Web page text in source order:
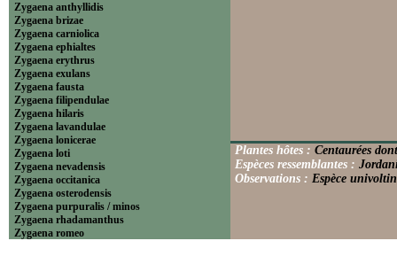
Zygaena anthyllidis
Zygaena brizae
Zygaena carniolica
Zygaena ephialtes
Zygaena erythrus
Zygaena exulans
Zygaena fausta
Zygaena filipendulae
Zygaena hilaris
Zygaena lavandulae
Zygaena lonicerae
Zygaena loti
Zygaena nevadensis
Zygaena occitanica
Zygaena osterodensis
Zygaena purpuralis / minos
Zygaena rhadamanthus
Zygaena romeo
Plantes hôtes : Centaurées
Espèces ressemblantes :
Observations : Espèce